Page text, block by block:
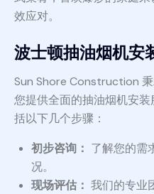
效应对。
波士顿抽油烟机安
Sun Shore Construction
您提供全面的抽油烟机安
括以下几个步骤：
初步咨询： 了解您的需
况。
现场评估： 我们的专业